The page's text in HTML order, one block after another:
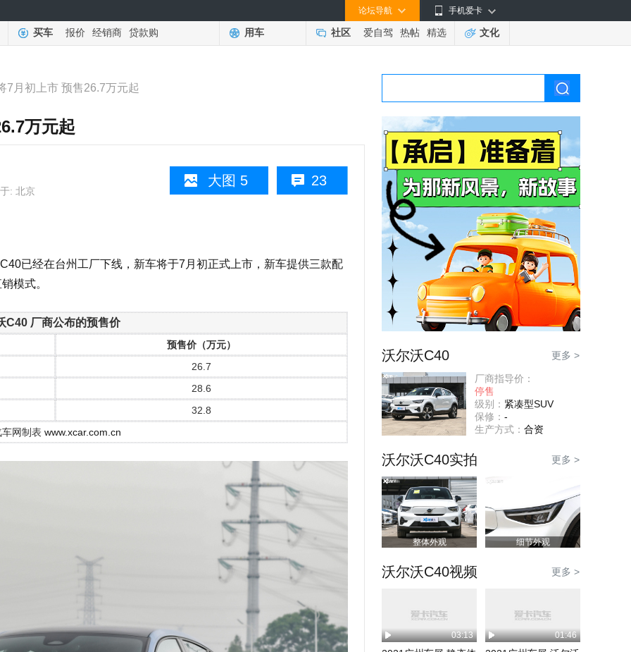
手机爱卡
论坛导航
买车 报价 经销商 贷款购 用车 社区 爱自驾 热帖 精选 文化
7月初上市 预售26.7万元起
万元起
23
大图 5
: 北京
已经在台州工厂下线，新车将于7月初正式上市，新车提供三款配
模式。
C40 厂商公布的预售价
预售价（万元）
26.7
28.6
32.8
网制表 www.xcar.com.cn
沃尔沃C40 更多 >
厂商指导价：
停售
级别： 紧凑型SUV
保修： -
生产方式： 合资
沃尔沃C40实拍 更多 >
整体外观 细节外观
沃尔沃C40视频 更多 >
03:13 01:46